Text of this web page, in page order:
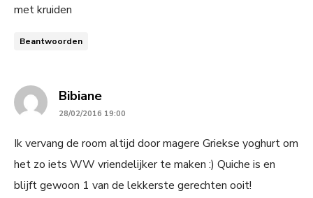
met kruiden
Beantwoorden
Bibianesays:
28/02/2016 19:00
Ik vervang de room altijd door magere Griekse yoghurt om
het zo iets WW vriendelijker te maken :) Quiche is en
blijft gewoon 1 van de lekkerste gerechten ooit!